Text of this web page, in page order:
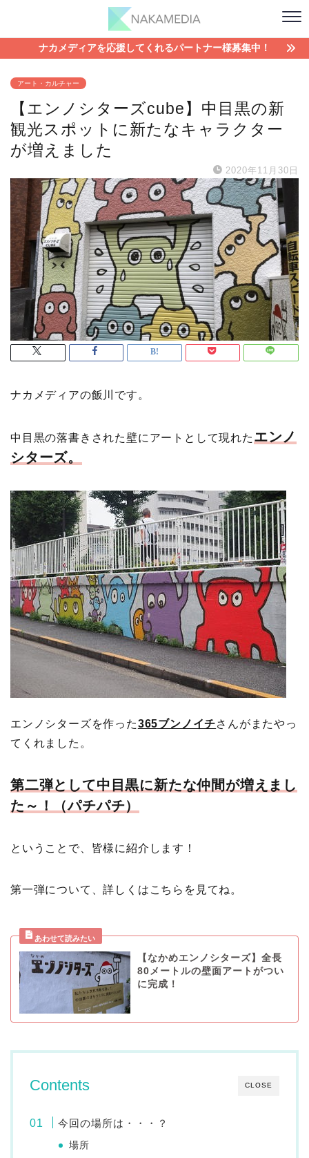
ナカメディアを応援してくれるパートナー様募集中！
アート・カルチャー
【エンノシターズcube】中目黒の新
観光スポットに新たなキャラクター
が増えました
2020年11月30日
ナカメディアの飯川です。
中目黒の落書きされた壁にアートとして現れた エンノ
シターズ。
エンノシターズを作った365ブンノイチさんがまたやっ
てくれました。
第二弾として中目黒に新たな仲間が増えまし
た～！（パチパチ）
ということで、皆様に紹介します！
第一弾について、詳しくはこちらを見てね。
【なかめエンノシターズ】全長
80メートルの壁面アートがつい
に完成！
CLOSE
Contents
今回の場所は・・・？
場所